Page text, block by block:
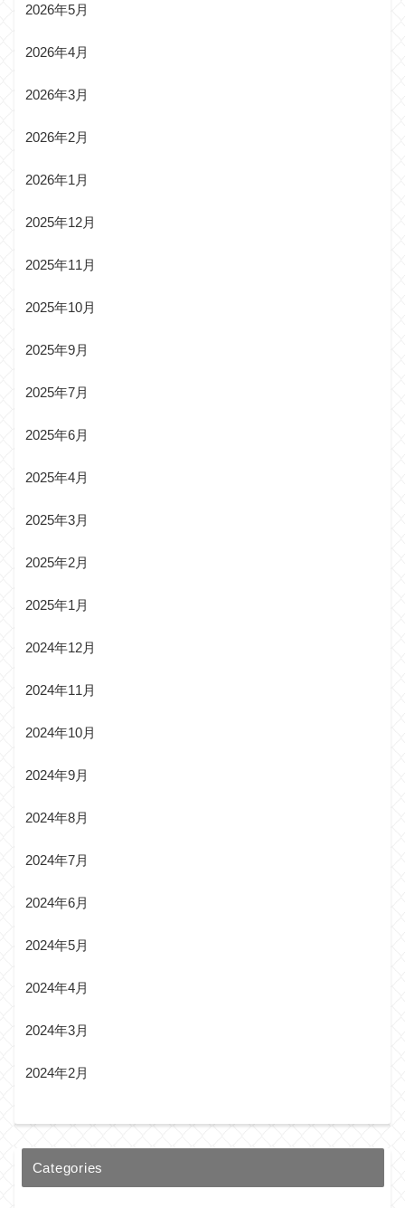
2026年5月
2026年4月
2026年3月
2026年2月
2026年1月
2025年12月
2025年11月
2025年10月
2025年9月
2025年7月
2025年6月
2025年4月
2025年3月
2025年2月
2025年1月
2024年12月
2024年11月
2024年10月
2024年9月
2024年8月
2024年7月
2024年6月
2024年5月
2024年4月
2024年3月
2024年2月
Categories